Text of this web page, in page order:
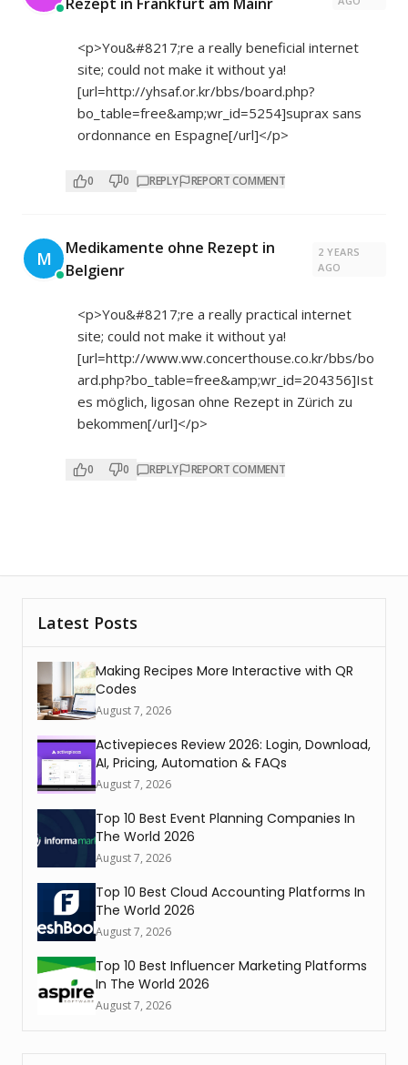
<p>You&#8217;re a really beneficial internet
site; could not make it without ya!
[url=http://yhsaf.or.kr/bbs/board.php?
bo_table=free&amp;wr_id=5254]suprax sans
ordonnance en Espagne[/url]</p>
0 0 REPLY REPORT COMMENT
M
Medikamente ohne Rezept in
Belgienr
2 YEARS
AGO
<p>You&#8217;re a really practical internet
site; could not make it without ya!
[url=http://www.ww.concerthouse.co.kr/bbs/bo
ard.php?bo_table=free&amp;wr_id=204356]Ist
es möglich, ligosan ohne Rezept in Zürich zu
bekommen[/url]</p>
0 0 REPLY REPORT COMMENT
Latest Posts
Making Recipes More Interactive with QR
Codes
August 7, 2026
Activepieces Review 2026: Login, Download,
AI, Pricing, Automation & FAQs
August 7, 2026
Top 10 Best Event Planning Companies In
The World 2026
August 7, 2026
Top 10 Best Cloud Accounting Platforms In
The World 2026
August 7, 2026
Top 10 Best Influencer Marketing Platforms
In The World 2026
August 7, 2026